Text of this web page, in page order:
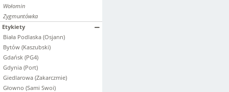
Wołomin
Zygmuntówka
Etykiety
Biała Podlaska (Osjann)
Bytów (Kaszubski)
Gdańsk (PG4)
Gdynia (Port)
Giedlarowa (Zakarczmie)
Głowno (Sami Swoi)